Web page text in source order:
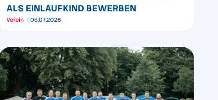
ALS EINLAUFKIND BEWERBEN
Verein 08.07.2026